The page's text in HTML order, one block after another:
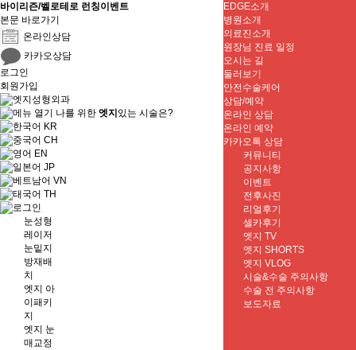
바이리즌/벨로테로 런칭이벤트
본문 바로가기
온라인상담
카카오상담
로그인
회원가입
나를 위한 엣지 있는 시술은?
KR
CH
EN
JP
VN
TH
눈성형
레이저
눈밑지
방재배
치
엣지 아
이패키
지
엣지 눈
매교정
EDGE소개
병원소개
의료진소개
원장님 진료 일정
오시는 길
둘러보기
안전수술케어
상담/예약
온라인 상담
온라인 예약
카카오톡 상담
커뮤니티
공지사항
이벤트
전후사진
리얼후기
셀카후기
엣지 TV
엣지 SHORTS
엣지 VLOG
시술&수술 주의사항
수술 전 주의사항
보도자료